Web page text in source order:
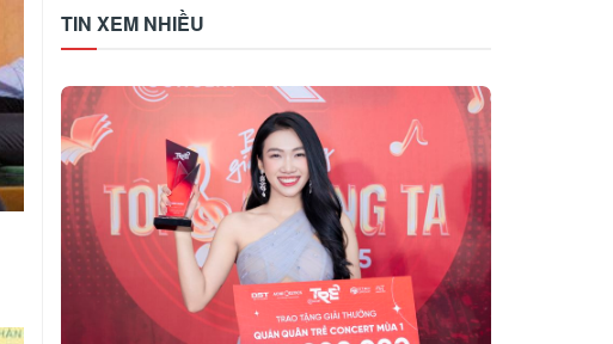
TIN XEM NHIỀU